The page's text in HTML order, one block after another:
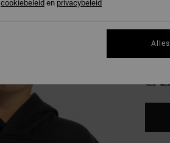
cookiebeleid en privacybeleid